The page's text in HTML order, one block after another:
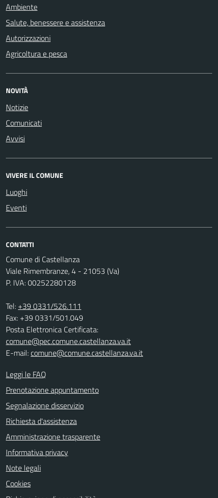
Ambiente
Salute, benessere e assistenza
Autorizzazioni
Agricoltura e pesca
NOVITÀ
Notizie
Comunicati
Avvisi
VIVERE IL COMUNE
Luoghi
Eventi
CONTATTI
Comune di Castellanza
Viale Rimembranze, 4 - 21053 (Va)
P. IVA: 00252280128
Tel: +39 0331/526.111
Fax: +39 0331/501.049
Posta Elettronica Certificata:
comune@pec.comune.castellanza.va.it
E-mail:comune@comune.castellanza.va.it
Leggi le FAQ
Prenotazione appuntamento
Segnalazione disservizio
Richiesta d'assistenza
Amministrazione trasparente
Informativa privacy
Note legali
Cookies